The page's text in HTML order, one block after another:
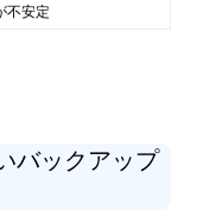
不安定
バックアップ